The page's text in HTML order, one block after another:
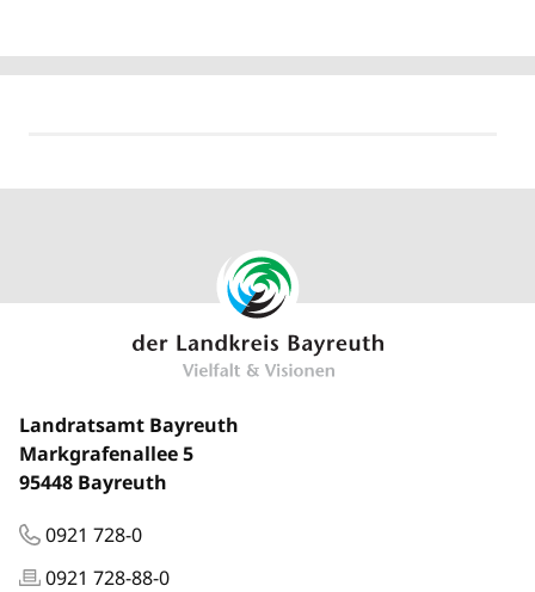
Landratsamt Bayreuth
Markgrafenallee 5
95448 Bayreuth
0921 728-0
0921 728-88-0